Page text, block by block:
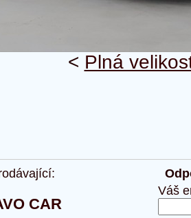
< Plná
CAR
Váš